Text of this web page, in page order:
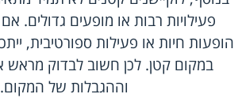
פעילויות רבות או מופעים גדולים.
הופעות חיות או פעילות ספורטיבית,
במקום קטן. לכן חשוב לבדוק מראש
וההגבלות של המקום.